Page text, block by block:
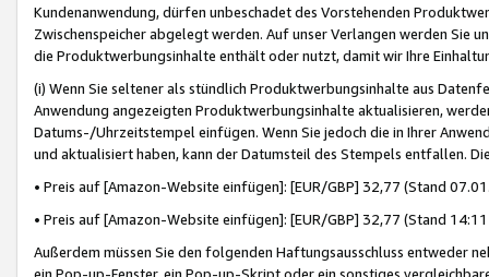
Kundenanwendung, dürfen unbeschadet des Vorstehenden
Zwischenspeicher abgelegt werden. Auf unser Verlangen werden Sie
die Produktwerbungsinhalte enthält oder nutzt, damit wir Ihre
(i) Wenn Sie seltener als stündlich Produktwerbungsinhalte aus
Anwendung angezeigten Produktwerbungsinhalte aktualisieren,
Datums-/Uhrzeitstempel einfügen. Wenn Sie jedoch die in Ihrer
und aktualisiert haben, kann der Datumsteil des Stempels entfallen.
• Preis auf [Amazon-Website einfügen]: [EUR/GBP] 32,77 (Stand
• Preis auf [Amazon-Website einfügen]: [EUR/GBP] 32,77 (Stand
Außerdem müssen Sie den folgenden Haftungsausschluss entweder
ein Pop-up-Fenster, ein Pop-up-Skript oder ein sonstiges